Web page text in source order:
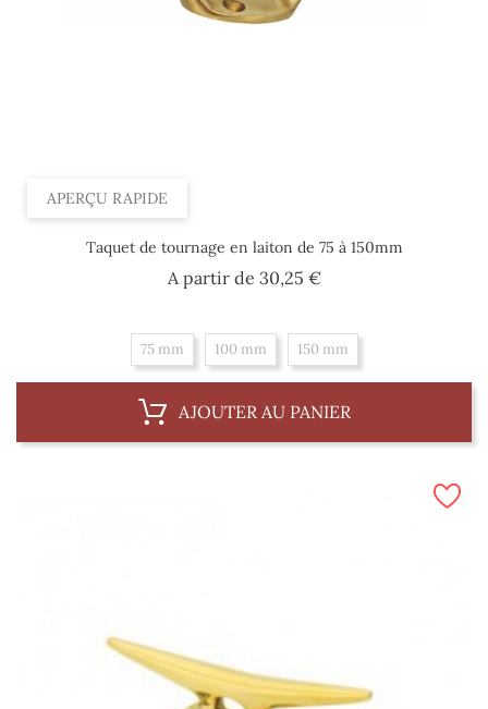
APERÇU RAPIDE
Taquet de tournage en laiton de 75 à 150mm
A partir de 30,25 €Prix
75 mm 100 mm 150 mm
AJOUTER AU PANIER